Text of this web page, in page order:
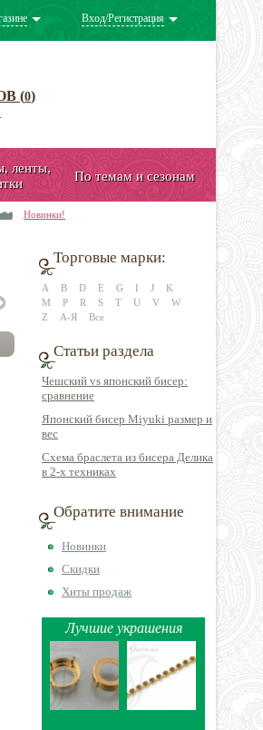
Вход/Регистрация
(0)
ленты,
По темам и сезонам
Новинки!
Торговые марки:
A B D E G I J
K
M
P R S T U V
W
Z
А-Я Все
Статьи раздела
Чешский vs японский бисер:
сравнение
Японский бисер Miyuki размер и
вес
Схема браслета из бисера Делика
в 2-х техниках
Обратите внимание
Новинки
Скидки
Хиты продаж
Лучшие украшения